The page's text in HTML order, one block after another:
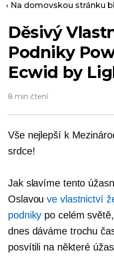
‹ Na domovskou stránku
Děsivý
Podniky
Ecwid by
8 min čtení
Vše nejlepší k
srdce!
Jak slavíme tento
Oslavouve vlastnictví
podniky po celém
dnes dáváme trochu
posvítili na některé